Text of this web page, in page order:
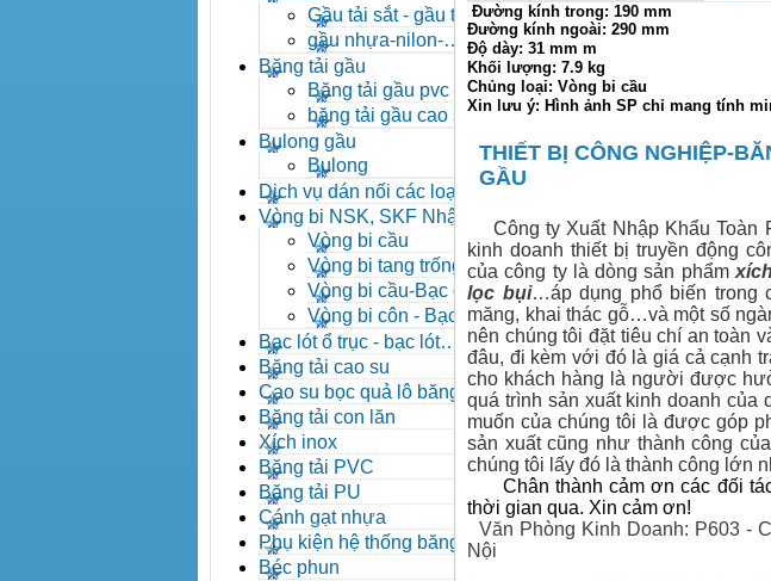
Gầu tải sắt - gầu tải
inox
gầu nhựa-nilon-
HDPE
Băng tải gầu
Băng tải gầu pvc
băng tải gầu cao su
Bulong gầu
Bulong
Dịch vụ dán nối các loại
băng tải
Vòng bi NSK, SKF Nhật
Vòng bi cầu
Vòng bi tang trống tự
lựa
Vòng bi cầu-Bạc đạn
cầu
Vòng bi côn - Bạc
đạn côn
Bạc lót ổ trục - bạc lót
nhông
Băng tải cao su
Cao su bọc quả lô băng tải
Băng tải con lăn
Xích inox
Băng tải PVC
Băng tải PU
Cánh gạt nhựa
Phụ kiện hệ thống băng tải
Béc phun
Đường kính trong: 190 mm
Đường kính ngoài: 290 mm
Độ dày: 31 mm m
Khối lượng: 7.9 kg
Chủng loại: Vòng bi cầu
Xin lưu ý: Hình ảnh SP chỉ mang tính
THIẾT BỊ CÔNG NGHIỆP-
GẦU
Công ty Xuất Nhập Khẩu Toàn
kinh doanh thiết bị truyền động
của công ty là dòng sản phẩm
lọc bụi…áp dụng phổ biến trong
măng, khai thác gỗ…và một số
nên chúng tôi đặt tiêu chí an toàn
đâu, đi kèm với đó là giá cả cạnh
cho khách hàng là người được
quá trình sản xuất kinh doanh của
muốn của chúng tôi là được góp
sản xuất cũng như thành công
chúng tôi lấy đó là thành công lớn
Chân thành cảm ơn các đối
thời gian qua. Xin cảm ơn!
Văn Phòng Kinh Doanh: P603 -
Nội